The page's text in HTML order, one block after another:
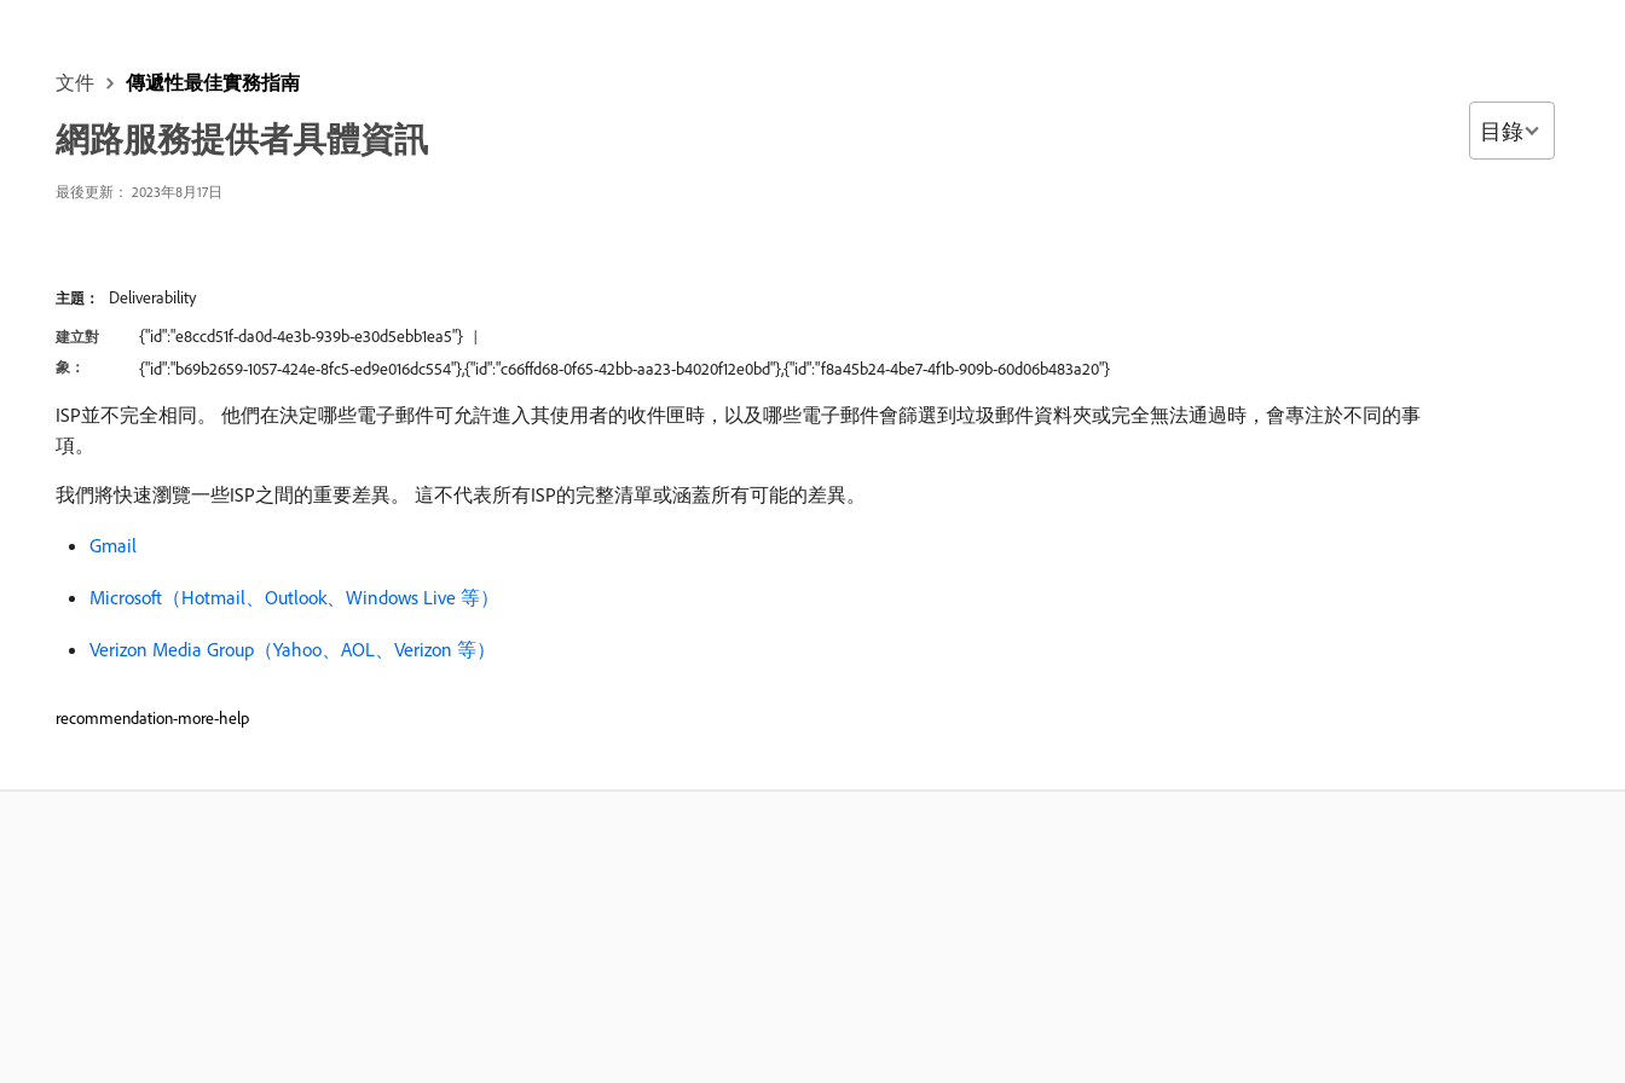
文件 傳遞性最佳實務指南
網路服務提供者具體資訊
最後更新： 2023年8月17日
主題： Deliverability
建立對
象：
{"id":"e8ccd51f-da0d-4e3b-939b-e30d5ebb1ea5"}
{"id":"b69b2659-1057-424e-8fc5-ed9e016dc554"},{"id":"c66ffd68-0f65-42bb-aa23-b4020f12e0bd"},{"id":"f8a45b24-4be7-4f1b-909b-60d06b483a20"}
ISP並不完全相同。 他們在決定哪些電子郵件可允許進入其使用者的收件匣時，以及哪些電子郵件會篩選到垃圾郵件資料夾或完全無法通過時，會專注於不同的事
項。
我們將快速瀏覽一些ISP之間的重要差異。 這不代表所有ISP的完整清單或涵蓋所有可能的差異。
Gmail
Microsoft（Hotmail、Outlook、Windows Live 等）
Verizon Media Group（Yahoo、AOL、Verizon 等）
recommendation-more-help
目錄